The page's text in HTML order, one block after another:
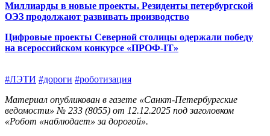
Миллиарды в новые проекты. Резиденты петербургской
ОЭЗ продолжают развивать производство
Цифровые проекты Северной столицы одержали победу
на всероссийском конкурсе «ПРОФ-IT»
#ЛЭТИ #дороги #роботизация
Материал опубликован в газете «Санкт-Петербургские
ведомости» № 233 (8055) от 12.12.2025 под заголовком
«Робот «наблюдает» за дорогой».